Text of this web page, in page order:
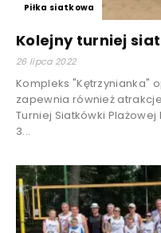
Piłka siatkowa
Kolejny turniej
26 lipca 2022
Kompleks "Kętrzynianka"
zapewnia również
Turniej Siatkówki Plażowej
3...